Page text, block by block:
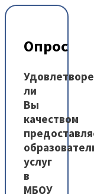
Опрос
ли
Вы
качеством
услуг
в
МБОУ